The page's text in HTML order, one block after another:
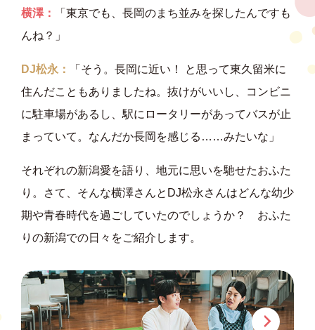
横澤：
「東京でも、長岡のまち並みを探したんですも
んね？」
DJ松永：
「そう。長岡に近い！ と思って東久留米に
住んだこともありましたね。抜けがいいし、コンビニ
に駐車場があるし、駅にロータリーがあってバスが止
まっていて。なんだか長岡を感じる……みたいな」
それぞれの新潟愛を語り、地元に思いを馳せたおふた
り。さて、そんな横澤さんとDJ松永さんはどんな幼少
期や青春時代を過ごしていたのでしょうか？ おふた
りの新潟での日々をご紹介します。